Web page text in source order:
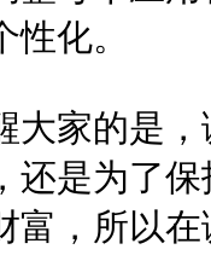
化。
大家的是
还是为了
富，所以